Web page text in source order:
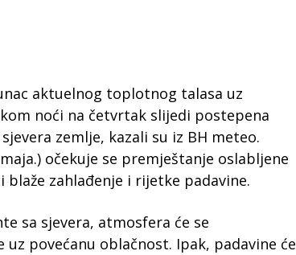
aktuelnog toplotnog talasa uz
noći na četvrtak slijedi postepena
zemlje, kazali su iz BH meteo.
očekuje se premještanje oslabljene
zahlađenje i rijetke padavine.
sa sjevera, atmosfera će se
povećanu oblačnost. Ipak, padavine će